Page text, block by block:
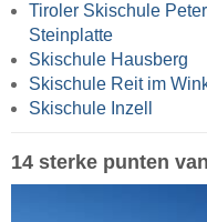
Tiroler Skischule
Steinplatte
Skischule Hausberg
Skischule Reit im
Skischule Inzell
14 sterke punten